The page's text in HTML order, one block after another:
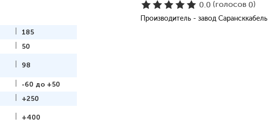
185
50
98
-60 до +50
+250
+400
0.0 (голосов 0)
Производитель - завод Сарансккабель